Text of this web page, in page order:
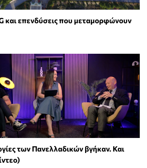
και επενδύσεις που μεταμορφώνουν
των Πανελλαδικών βγήκαν. Και